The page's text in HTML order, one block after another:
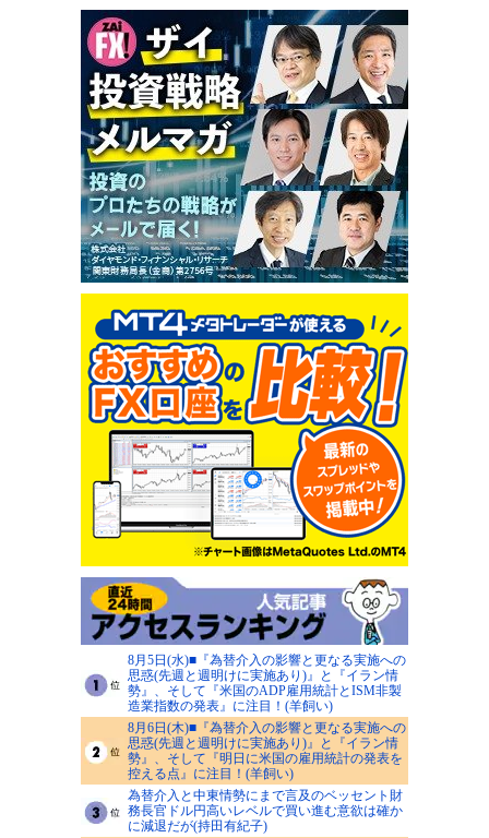
8月5日(水)■『為替介入の影響と更なる実施への
思惑(先週と週明けに実施あり)』と『イラン情
勢』、そして『米国のADP雇用統計とISM非製
造業指数の発表』に注目！(羊飼い)
8月6日(木)■『為替介入の影響と更なる実施への
思惑(先週と週明けに実施あり)』と『イラン情
勢』、そして『明日に米国の雇用統計の発表を
控える点』に注目！(羊飼い)
為替介入と中東情勢にまで言及のベッセント財
務長官ドル円高いレベルで買い進む意欲は確か
に減退だが(持田有紀子)